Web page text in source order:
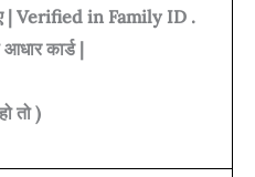
| Verified in Family ID .
कार्ड |
तो )